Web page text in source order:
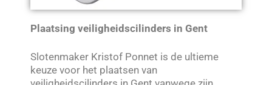
Plaatsing veiligheidscilinders in Gent
Slotenmaker Kristof Ponnet is de ultieme
keuze voor het plaatsen van